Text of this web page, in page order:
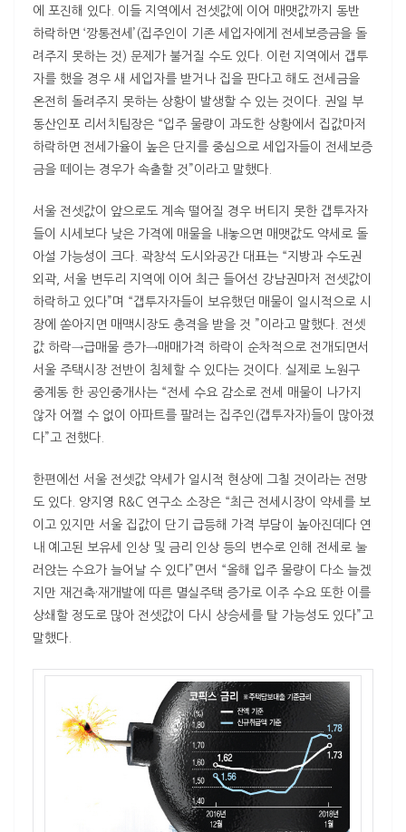
에 포진해 있다. 이들 지역에서 전셋값에 이어 매맷값까지 동반
하락하면 ‘깡통전세’(집주인이 기존 세입자에게 전세보증금을 돌
려주지 못하는 것) 문제가 불거질 수도 있다. 이런 지역에서 갭투
자를 했을 경우 새 세입자를 받거나 집을 판다고 해도 전세금을
온전히 돌려주지 못하는 상황이 발생할 수 있는 것이다. 권일 부
동산인포 리서치팀장은 “입주 물량이 과도한 상황에서 집값마저
하락하면 전세가율이 높은 단지를 중심으로 세입자들이 전세보증
금을 떼이는 경우가 속출할 것”이라고 말했다.
서울 전셋값이 앞으로도 계속 떨어질 경우 버티지 못한 갭투자자
들이 시세보다 낮은 가격에 매물을 내놓으면 매맷값도 약세로 돌
아설 가능성이 크다. 곽창석 도시와공간 대표는 “지방과 수도권
외곽, 서울 변두리 지역에 이어 최근 들어선 강남권마저 전셋값이
하락하고 있다”며 “갭투자자들이 보유했던 매물이 일시적으로 시
장에 쏟아지면 매맥시장도 충격을 받을 것 ”이라고 말했다. 전셋
값 하락→급매물 증가→매매가격 하락이 순차적으로 전개되면서
서울 주택시장 전반이 침체할 수 있다는 것이다. 실제로 노원구
중계동 한 공인중개사는 “전세 수요 감소로 전세 매물이 나가지
않자 어쩔 수 없이 아파트를 팔려는 집주인(갭투자자)들이 많아졌
다”고 전했다.
한편에선 서울 전셋값 약세가 일시적 현상에 그칠 것이라는 전망
도 있다. 양지영 R&C 연구소 소장은 “최근 전세시장이 약세를 보
이고 있지만 서울 집값이 단기 급등해 가격 부담이 높아진데다 연
내 예고된 보유세 인상 및 금리 인상 등의 변수로 인해 전세로 눌
러앉는 수요가 늘어날 수 있다”면서 “올해 입주 물량이 다소 늘겠
지만 재건축·재개발에 따른 멸실주택 증가로 이주 수요 또한 이를
상쇄할 정도로 많아 전셋값이 다시 상승세를 탈 가능성도 있다”고
말했다.